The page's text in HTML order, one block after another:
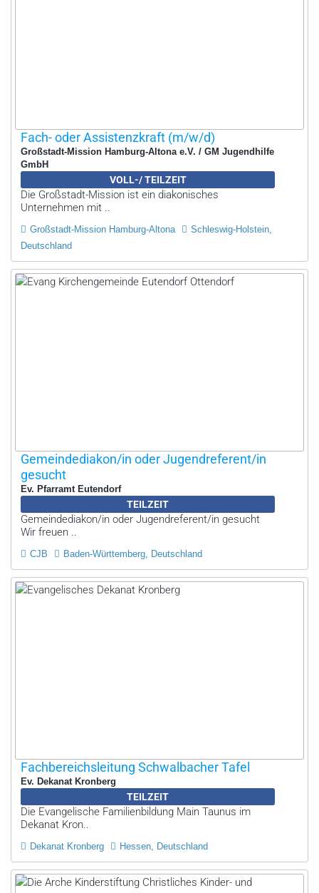
Fach- oder Assistenzkraft (m/w/d)
Großstadt-Mission Hamburg-Altona e.V. / GM Jugendhilfe
GmbH
VOLL-/ TEILZEIT
Die Großstadt-Mission ist ein diakonisches
Unternehmen mit ..
Großstadt-Mission Hamburg-Altona
Schleswig-Holstein,
Deutschland
Gemeindediakon/in oder Jugendreferent/in
gesucht
Ev. Pfarramt Eutendorf
TEILZEIT
Gemeindediakon/in oder Jugendreferent/in gesucht
Wir freuen ..
CJB Baden-Württemberg, Deutschland
Fachbereichsleitung Schwalbacher Tafel
Ev. Dekanat Kronberg
TEILZEIT
Die Evangelische Familienbildung Main Taunus im
Dekanat Kron..
Dekanat Kronberg Hessen, Deutschland